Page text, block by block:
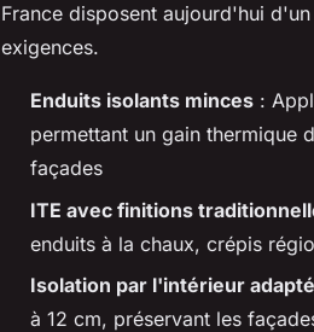
France disposent aujourd'hui
exigences.
Enduits isolants minces :
permettant un gain thermique
façades
ITE avec finitions
enduits à la chaux, crépis
Isolation par l'intérieur
à 12 cm, préservant les